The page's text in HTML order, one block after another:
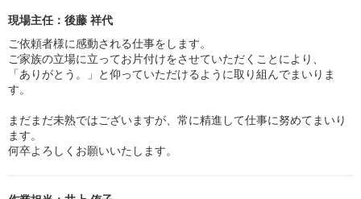
現場主任：後藤 祥代
ご依頼者様に感動される仕事をします。
ご家族の立場に立ってお片付けをさせていただくことにより、
「ありがとう。」と仰っていただけるように取り組んでまいりま
す。
まだまだ未熟ではございますが、常に精進して仕事に努めてまいり
ます。
何卒よろしくお願いいたします。